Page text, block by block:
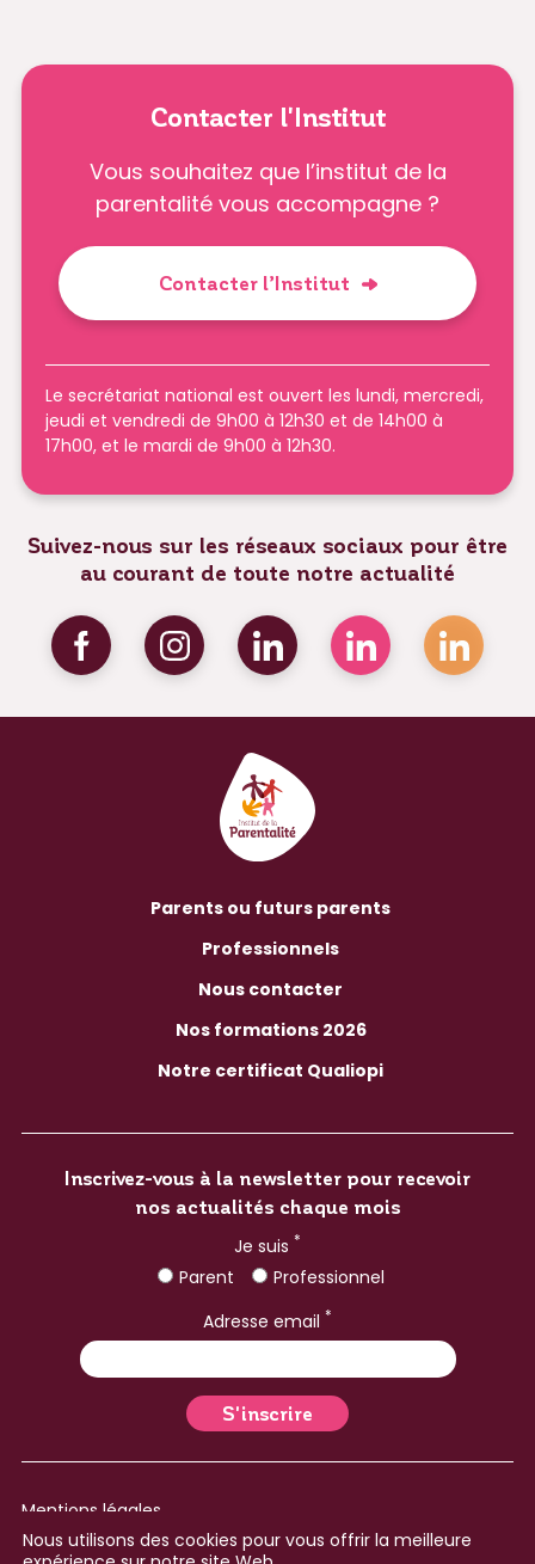
Contacter l'Institut
Vous souhaitez que l’institut de la
parentalité vous accompagne ?
Contacter l’Institut
Le secrétariat national est ouvert les lundi, mercredi,
jeudi et vendredi de 9h00 à 12h30 et de 14h00 à
17h00, et le mardi de 9h00 à 12h30.
Suivez-nous sur les réseaux sociaux pour être
au courant de toute notre actualité
Parents ou futurs parents
Professionnels
Nous contacter
Nos formations 2026
Notre certificat Qualiopi
Inscrivez-vous à la newsletter pour recevoir
nos actualités chaque mois
Je suis *
Parent
Professionnel
Adresse email *
Mentions légales
Plan du site
Nous utilisons des cookies pour vous offrir la meilleure